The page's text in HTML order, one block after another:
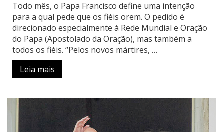
Todo mês, o Papa Francisco define uma intenção
para a qual pede que os fiéis orem. O pedido é
direcionado especialmente à Rede Mundial e Oração
do Papa (Apostolado da Oração), mas também a
todos os fiéis. “Pelos novos mártires, …
Leia mais